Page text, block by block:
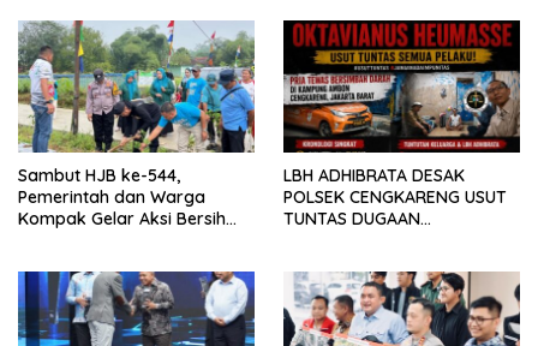
LEBONG
Sambut HJB ke-544,
Pemerintah dan Warga
Kompak Gelar Aksi Bersih
LBH ADHIBRATA DESAK
POLSEK CENGKARENG USUT
TUNTAS DUGAAN